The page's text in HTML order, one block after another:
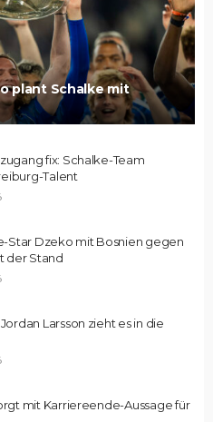
plant Schalke mit
fix: Schalke-Team
Talent
Star Dzeko mit Bosnien gegen
der Stand
Larsson zieht es in die
mit Karriereende-Aussage für